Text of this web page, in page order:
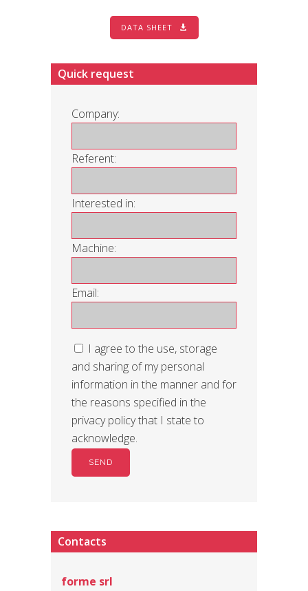
DATA SHEET
Quick request
Company:
Referent:
Interested in:
Machine:
Email:
I agree to the use, storage
and sharing of my personal
information in the manner and for
the reasons specified in the
privacy policy that I state to
acknowledge.
Contacts
forme srl